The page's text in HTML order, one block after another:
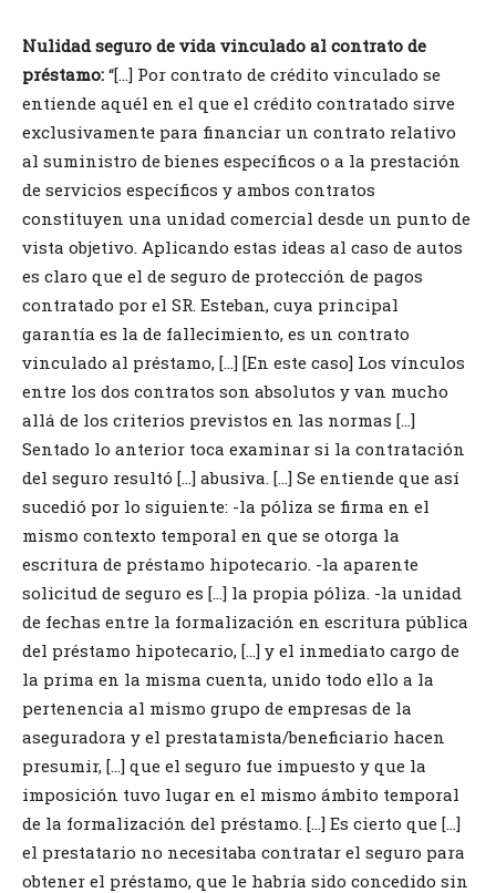
Nulidad seguro de vida vinculado al contrato de
préstamo: “[…] Por contrato de crédito vinculado se
entiende aquél en el que el crédito contratado sirve
exclusivamente para financiar un contrato relativo
al suministro de bienes específicos o a la prestación
de servicios específicos y ambos contratos
constituyen una unidad comercial desde un punto de
vista objetivo. Aplicando estas ideas al caso de autos
es claro que el de seguro de protección de pagos
contratado por el SR. Esteban, cuya principal
garantía es la de fallecimiento, es un contrato
vinculado al préstamo, […] [En este caso] Los vínculos
entre los dos contratos son absolutos y van mucho
allá de los criterios previstos en las normas […]
Sentado lo anterior toca examinar si la contratación
del seguro resultó […] abusiva. […] Se entiende que así
sucedió por lo siguiente: -la póliza se firma en el
mismo contexto temporal en que se otorga la
escritura de préstamo hipotecario. -la aparente
solicitud de seguro es […] la propia póliza. -la unidad
de fechas entre la formalización en escritura pública
del préstamo hipotecario, […] y el inmediato cargo de
la prima en la misma cuenta, unido todo ello a la
pertenencia al mismo grupo de empresas de la
aseguradora y el prestatamista/beneficiario hacen
presumir, […] que el seguro fue impuesto y que la
imposición tuvo lugar en el mismo ámbito temporal
de la formalización del préstamo. […] Es cierto que […]
el prestatario no necesitaba contratar el seguro para
obtener el préstamo, que le habría sido concedido sin